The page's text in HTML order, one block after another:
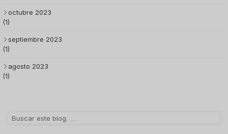
octubre 2023
(1)
septiembre 2023
(1)
agosto 2023
(1)